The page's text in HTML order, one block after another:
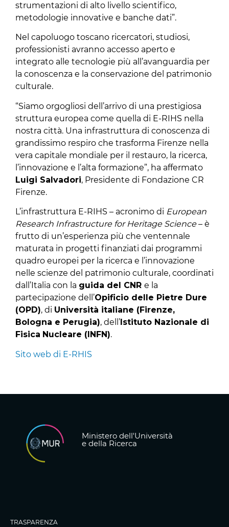
strumentazioni di alto livello scientifico,
metodologie innovative e banche dati”.
Nel capoluogo toscano ricercatori, studiosi,
professionisti avranno accesso aperto e
integrato alle tecnologie più all’avanguardia per
la conoscenza e la conservazione del patrimonio
culturale.
“Siamo orgogliosi dell’arrivo di una prestigiosa
struttura europea come quella di E-RIHS nella
nostra città. Una infrastruttura di conoscenza di
grandissimo respiro che trasforma Firenze nella
vera capitale mondiale per il restauro, la ricerca,
l’innovazione e l’alta formazione”, ha affermato
Luigi Salvadori, Presidente di Fondazione CR
Firenze.
L’infrastruttura E-RIHS – acronimo di European
Research Infrastructure for Heritage Science– è
frutto di un’esperienza più che ventennale
maturata in progetti finanziati dai programmi
quadro europei per la ricerca e l’innovazione
nelle scienze del patrimonio culturale, coordinati
dall’Italia con la guida del CNR e la
partecipazione dell’Opificio delle Pietre Dure
(OPD), di Università italiane (Firenze,
Bologna e Perugia), dell’ Istituto Nazionale di
Fisica Nucleare (INFN).
Sito web di E-RHIS
Ministero dell'Università
e della Ricerca
TRASPARENZA